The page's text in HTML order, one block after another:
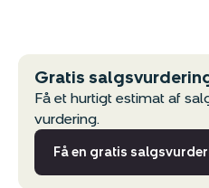
Gratis
Få et hurtigt estimat af
vurdering.
Få en gratis